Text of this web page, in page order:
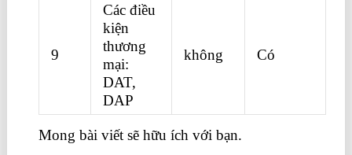
9
Các điều
kiện
thương
mại:
DAT,
DAP
không Có
Mong bài viết sẽ hữu ích với bạn.